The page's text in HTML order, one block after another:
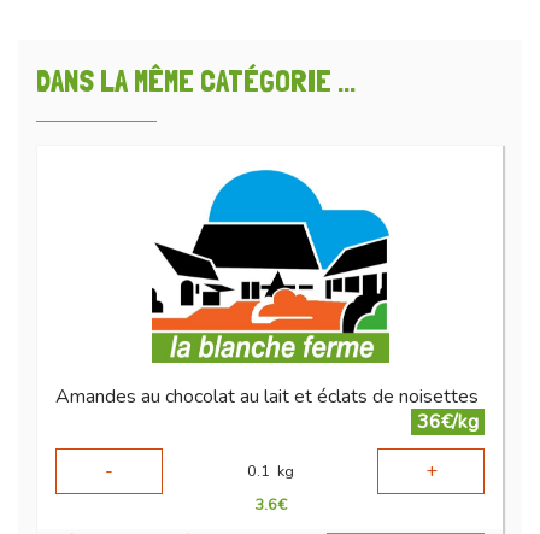
DANS LA MÊME CATÉGORIE ...
Amandes au chocolat au lait et éclats de noisettes
36€/kg
-
0.1 kg +
3.6€